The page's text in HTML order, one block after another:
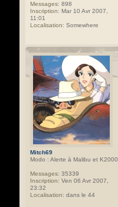
Messages: 898
Inscription: Mar 10 Avr 2007,
11:01
Localisation: Somewhere
Mitch69
Modo : Alerte à Malibu et K2000
Messages: 35339
Inscription: Ven 06 Avr 2007,
23:32
Localisation: dans le 44